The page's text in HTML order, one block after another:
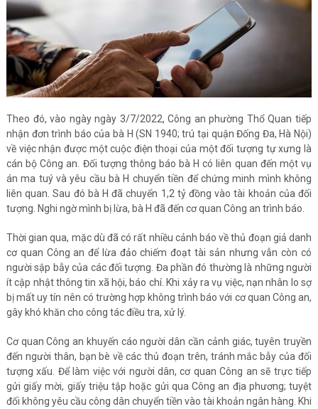
Theo đó, vào ngày ngày 3/7/2022, Công an phường Thổ Quan tiếp
nhận đơn trình báo của bà H (SN 1940; trú tại quận Đống Đa, Hà Nội)
về việc nhận được một cuộc điện thoại của một đối tượng tự xưng là
cán bộ Công an. Đối tượng thông báo bà H có liên quan đến một vụ
án ma tuý và yêu cầu bà H chuyển tiền để chứng minh mình không
liên quan. Sau đó bà H đã chuyển 1,2 tỷ đồng vào tài khoản của đối
tượng. Nghi ngờ mình bị lừa, bà H đã đến cơ quan Công an trình báo.
Thời gian qua, mặc dù đã có rất nhiều cảnh báo về thủ đoạn giả danh
cơ quan Công an để lừa đảo chiếm đoạt tài sản nhưng vẫn còn có
người sập bẫy của các đối tượng. Đa phần đó thường là những người
ít cập nhật thông tin xã hội, báo chí. Khi xảy ra vụ việc, nạn nhân lo sợ
bị mất uy tín nên có trường hợp không trình báo với cơ quan Công an,
gây khó khăn cho công tác điều tra, xử lý.
Cơ quan Công an khuyến cáo người dân cần cảnh giác, tuyên truyền
đến người thân, bạn bè về các thủ đoạn trên, tránh mắc bẫy của đối
tượng xấu. Để làm việc với người dân, cơ quan Công an sẽ trực tiếp
gửi giấy mời, giấy triệu tập hoặc gửi qua Công an địa phương; tuyệt
đối không yêu cầu công dân chuyển tiền vào tài khoản ngân hàng. Khi